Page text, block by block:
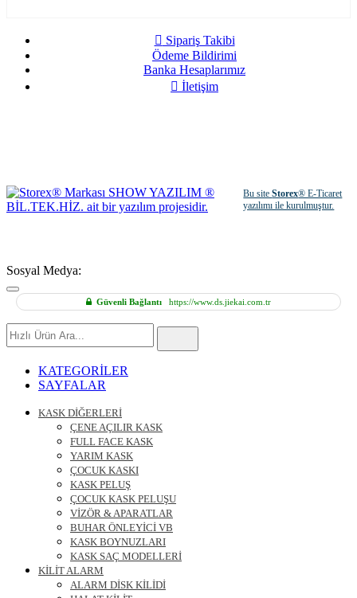
Sipariş Takibi
Ödeme Bildirimi
Banka Hesaplarımız
İletişim
Bu siteStorex® E-Ticaret
yazılımı ile kurulmuştur.
Sosyal Medya:
Güvenli Bağlantı https://www.ds.jiekai.com.tr
Hızlı
Ürün
KATEGORİLER
SAYFALAR
KASK DİĞERLERİ
ÇENE AÇILIR KASK
FULL FACE KASK
YARIM KASK
ÇOCUK KASKI
KASK PELUŞ
ÇOCUK KASK PELUŞU
VİZÖR & APARATLAR
BUHAR ÖNLEYİCİ VB
KASK BOYNUZLARI
KASK SAÇ MODELLERİ
KİLİT ALARM
ALARM DİSK KİLİDİ